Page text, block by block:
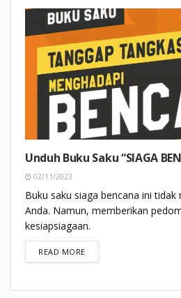
Unduh Buku Saku “SIAGA
02/11/2023
Buku saku siaga bencana ini
Anda. Namun, memberikan
kesiapsiagaan.
READ MOREDETAILS